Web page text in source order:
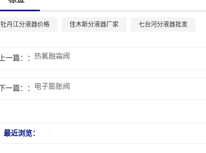
牡丹江分液器价格 佳木斯分液器厂家 七台河分液器批发
上一篇： 热氟融霜阀
下一篇： 电子膨胀阀
最近浏览：